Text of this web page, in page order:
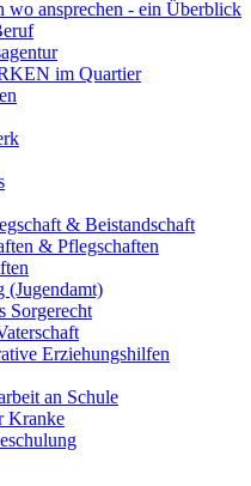
wo ansprechen - ein Überblick
im Quartier
& Beistandschaft
& Pflegschaften
(Jugendamt)
Sorgerecht
Erziehungshilfen
an Schule
Kranke